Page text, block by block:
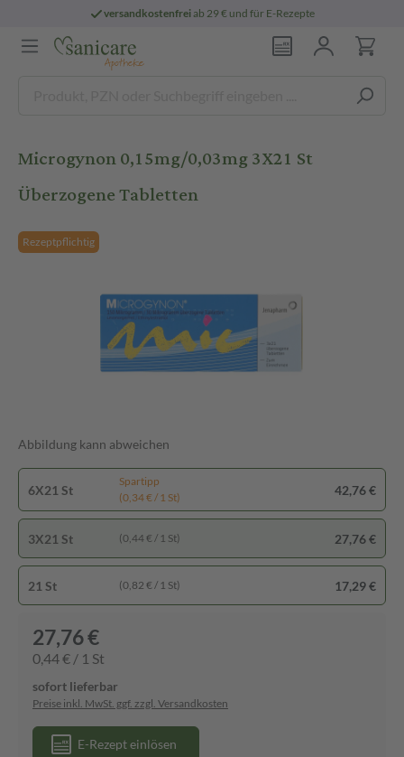
versandkostenfreiab 29 € und für E-Rezepte
Microgynon 0,15mg/0,03mg 3X21 St
Überzogene Tabletten
Rezeptpflichtig
Abbildung kann abweichen
6X21 St
Spartipp
(0,34 € / 1 St)
42,76 €
3X21 St (0,44 € / 1 St) 27,76 €
21 St (0,82 € / 1 St) 17,29 €
27,76 €
0,44 € / 1 St
sofort lieferbar
Preise inkl. MwSt. ggf. zzgl. Versandkosten
E-Rezept einlösen